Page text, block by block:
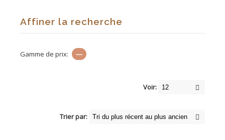
Affiner la recherche
Gamme de prix: —
Voir:
Trier par: